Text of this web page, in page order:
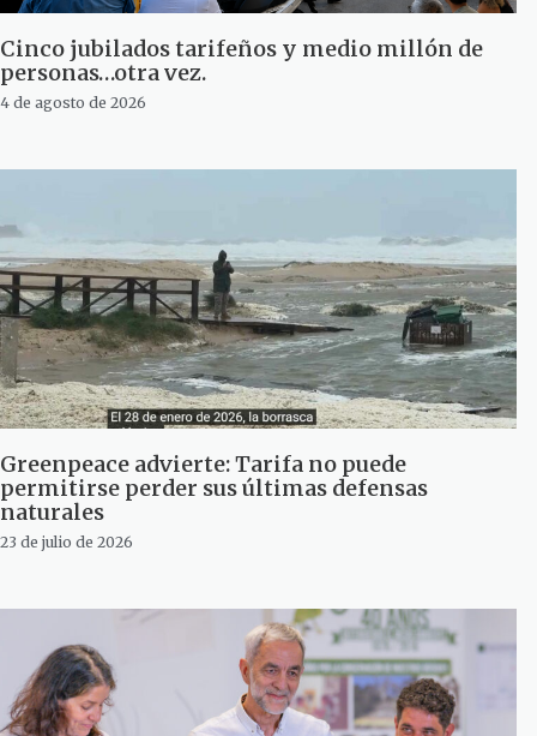
Cinco jubilados tarifeños y medio millón de
personas…otra vez.
4 de agosto de 2026
Greenpeace advierte: Tarifa no puede
permitirse perder sus últimas defensas
naturales
23 de julio de 2026